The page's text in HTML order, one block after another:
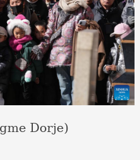
Dorje)